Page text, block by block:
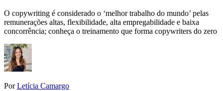
O copywriting é considerado o ‘melhor trabalho do mundo’ pelas
remunerações altas, flexibilidade, alta empregabilidade e baixa
concorrência; conheça o treinamento que forma copywriters do zero
PorLetícia Camargo